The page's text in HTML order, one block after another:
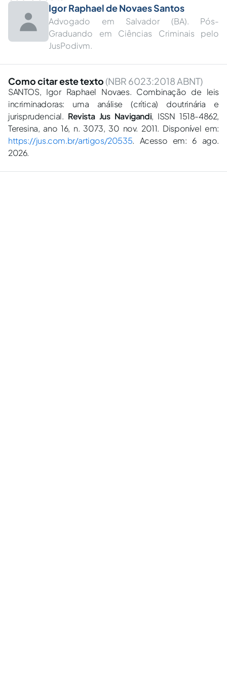
Igor Raphael de Novaes Santos
Advogado em Salvador (BA). Pós-
Graduando em Ciências Criminais pelo
JusPodivm.
Como citar este texto (NBR 6023:2018 ABNT)
SANTOS, Igor Raphael Novaes. Combinação de leis
incriminadoras: uma análise (crítica) doutrinária e
jurisprudencial. Revista Jus Navigandi, ISSN 1518-4862,
Teresina, ano 16, n. 3073, 30 nov. 2011. Disponível em:
https://jus.com.br/artigos/20535. Acesso em: 6 ago.
2026.